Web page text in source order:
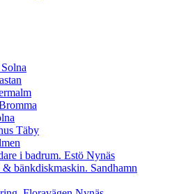
Täby
i badrum. Estö Nynäs
bänkdiskmaskin. Sandhamn